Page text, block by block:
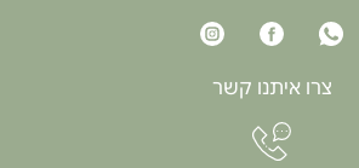
צרו איתנו קשר